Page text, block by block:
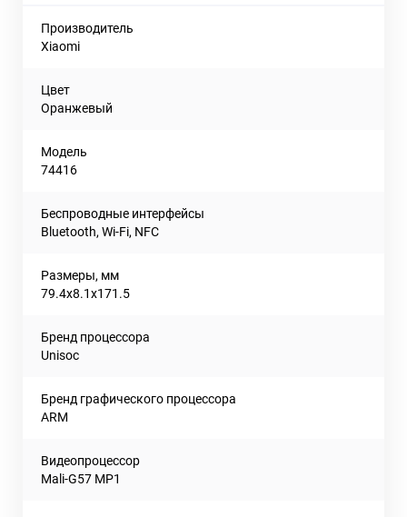
Производитель
Xiaomi
Цвет
Оранжевый
Модель
74416
Беспроводные интерфейсы
Bluetooth, Wi-Fi, NFC
Размеры, мм
79.4x8.1х171.5
Бренд процессора
Unisoc
Бренд графического процессора
ARM
Видеопроцессор
Mali-G57 MP1